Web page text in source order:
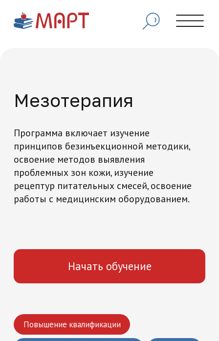
Программа включает изучение
принципов безинъекционной методики,
освоение методов выявления
рецептур питательных смесей, освоение
работы с медицинским оборудованием.
Начать обучение
Медицина и здравоохранение
На базе высшего образования 36 часов